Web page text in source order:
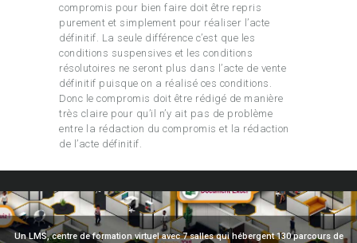
compromis pour bien faire doit être repris
purement et simplement pour réaliser l’acte
définitif. La seule différence c’est que les
conditions suspensives et les conditions
résolutoires ne seront plus dans l’acte de vente
définitif puisque on a réalisé ces conditions.
Donc le compromis doit être rédigé de manière
très claire pour qu’il n’y ait pas de problème
entre la rédaction du compromis et la rédaction
de l’acte définitif.
Un LMS, centre de formation virtuel avec 7 salles qui hébergent 130 parcours de